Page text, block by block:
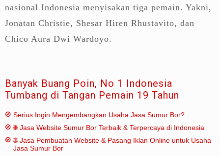
nasional Indonesia menyisakan tiga pemain. Yakni,
Jonatan Christie, Shesar Hiren Rhustavito, dan
Chico Aura Dwi Wardoyo.
Banyak Buang Poin, No 1 Indonesia
Tumbang di Tangan Pemain 19 Tahun
Serius Ingin Mengembangkan Usaha Jasa Sumur Bor?
🌐 Jasa Website Sumur Bor Terbaik & Terpercaya di Indonesia
🌐 Jasa Pembuatan Website & Pasang Iklan Online untuk Usaha
Jasa Sumur Bor